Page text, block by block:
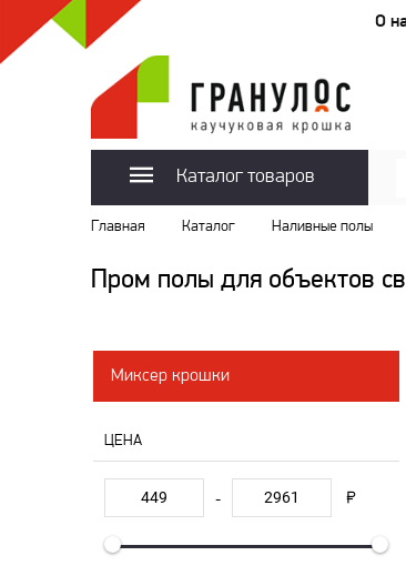
О
Каталог товаров
Главная Каталог Наливные полы
Пром полы для объектов
Миксер крошки
ЦЕНА
-